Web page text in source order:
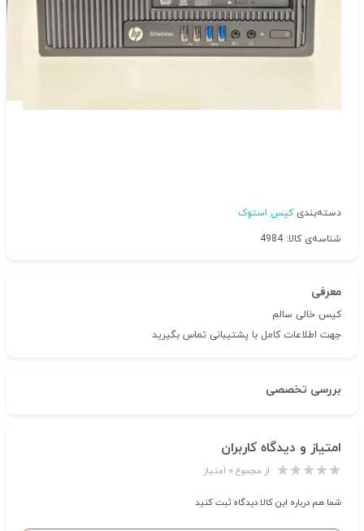
دسته‌بندی کیس استوک
شناسه‌ی کالا: 4984
معرفی
کیس خالی سالم
جهت اطلاعات کامل با پشتیبانی تماس بگیرید
بررسی تخصصی
امتیاز و دیدگاه کاربران
از مجموع ۰ امتیاز
شما هم درباره این کالا دیدگاه ثبت کنید